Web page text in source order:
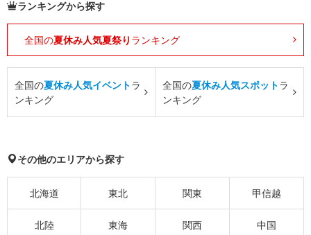
ランキングから探す
全国の夏休み人気夏祭り ランキング
全国の夏休み人気イベントラ
ンキング
全国の夏休み人気スポットラ
ンキング
その他のエリアから探す
北海道 東北 関東 甲信越
北陸 東海 関西 中国